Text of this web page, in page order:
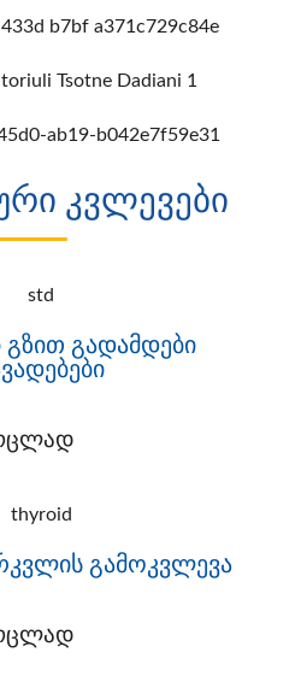
კვლევები
გზით გადამდები
გამოკვლევა